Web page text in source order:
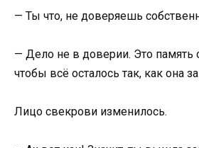
— Ты что, не доверяешь
— Дело не в доверии. Это память
чтобы всё осталось так, как она
Лицо свекрови изменилось.